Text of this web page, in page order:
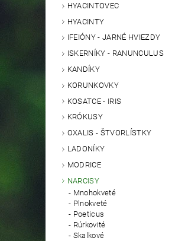
HYACINTOVEC
HYACINTY
IFEIÓNY - JARNÉ HVIEZDY
ISKERNÍKY - RANUNCULUS
KANDÍKY
KORUNKOVKY
KOSATCE - IRIS
KRÓKUSY
OXALIS - ŠTVORLÍSTKY
LADONÍKY
MODRICE
NARCISY
Mnohokveté
Plnokveté
Poeticus
Rúrkovité
Skalkové